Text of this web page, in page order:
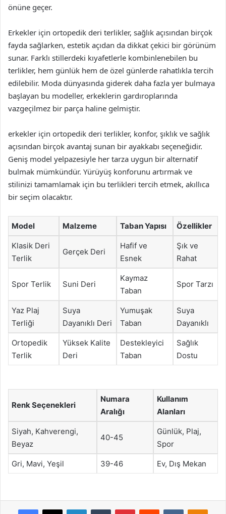
önüne geçer.
Erkekler için ortopedik deri terlikler, sağlık açısından birçok
fayda sağlarken, estetik açıdan da dikkat çekici bir görünüm
sunar. Farklı stillerdeki kıyafetlerle kombinlenebilen bu
terlikler, hem günlük hem de özel günlerde rahatlıkla tercih
edilebilir. Moda dünyasında giderek daha fazla yer bulmaya
başlayan bu modeller, erkeklerin gardıroplarında
vazgeçilmez bir parça haline gelmiştir.
erkekler için ortopedik deri terlikler, konfor, şıklık ve sağlık
açısından birçok avantaj sunan bir ayakkabı seçeneğidir.
Geniş model yelpazesiyle her tarza uygun bir alternatif
bulmak mümkündür. Yürüyüş konforunu artırmak ve
stilinizi tamamlamak için bu terlikleri tercih etmek, akıllıca
bir seçim olacaktır.
Model Malzeme Taban Yapısı Özellikler
Klasik Deri
Terlik
Gerçek Deri
Hafif ve
Esnek
Şık ve
Rahat
Spor Terlik Suni Deri
Kaymaz
Taban
Spor Tarzı
Yaz Plaj
Terliği
Suya
Dayanıklı Deri
Yumuşak
Taban
Suya
Dayanıklı
Ortopedik
Terlik
Yüksek Kalite
Deri
Destekleyici
Taban
Sağlık
Dostu
Renk Seçenekleri
Numara
Aralığı
Kullanım
Alanları
Siyah, Kahverengi,
Beyaz
40-45
Günlük, Plaj,
Spor
Gri, Mavi, Yeşil 39-46 Ev, Dış Mekan
Facebook
X LinkedInTumblr PinterestReddit VKontakte